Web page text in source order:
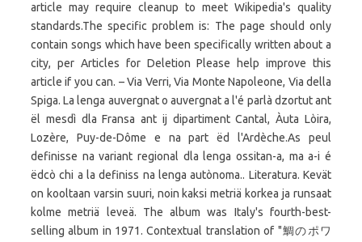
article may require cleanup to meet Wikipedia's quality
standards.The specific problem is: The page should only
contain songs which have been specifically written about a
city, per Articles for Deletion Please help improve this
article if you can. – Via Verri, Via Monte Napoleone, Via della
Spiga. La lenga auvergnat o auvergnat a l'é parlà dzortut ant
ël mesdì dla Fransa ant ij dipartiment Cantal, Àuta Lòira,
Lozère, Puy-de-Dôme e na part ëd l'Ardèche.As peul
definisse na variant regional dla lenga ossitan-a, ma a-i é
ëdcò chi a la definiss na lenga autònoma.. Literatura. Kevät
on kooltaan varsin suuri, noin kaksi metriä korkea ja runsaat
kolme metriä leveä. The album was Italy's fourth-best-
selling album in 1971. Contextual translation of "鯛のポワ